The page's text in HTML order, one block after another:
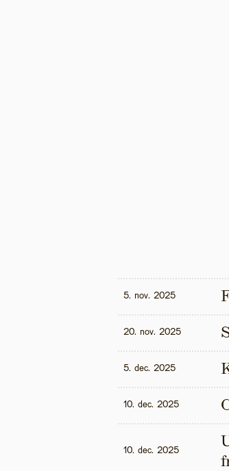
5. nov. 2025
20. nov. 2025
5. dec. 2025
10. dec. 2025
10. dec. 2025